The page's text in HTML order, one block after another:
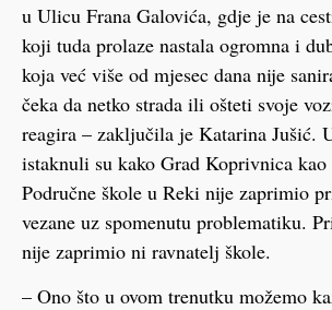
u Ulicu Frana Galovića, gdje je na
koji tuda prolaze nastala ogromna i
koja već više od mjesec dana nije
čeka da netko strada ili ošteti svoje
reagira – zaključila je Katarina Jušić.
istaknuli su kako Grad Koprivnica kao
Područne škole u Reki nije zaprimio
vezane uz spomenutu problematiku.
nije zaprimio ni ravnatelj škole.
– Ono što u ovom trenutku možemo